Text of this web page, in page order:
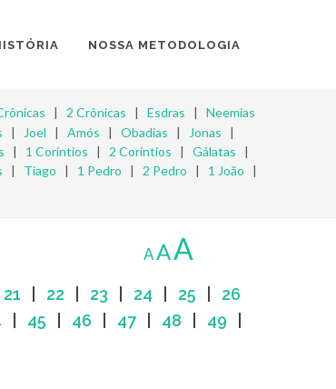
NOSSA METODOLOGIA
| 2 Crônicas | Esdras | Neemias
| Joel | Amós | Obadias | Jonas |
| 1 Coríntios | 2 Coríntios | Gálatas |
| Tiago | 1 Pedro | 2 Pedro | 1 João |
AAA
21 22 23 24 25
26
45 46 47| 48 49